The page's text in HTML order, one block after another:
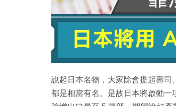
說起日本名物，大家除會提起壽
都是相當有名。是故日本將啟動一